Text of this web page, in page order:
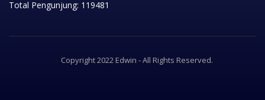
Total Pengunjung: 119481
Copyright 2022 Edwin - All Rights Reserved.